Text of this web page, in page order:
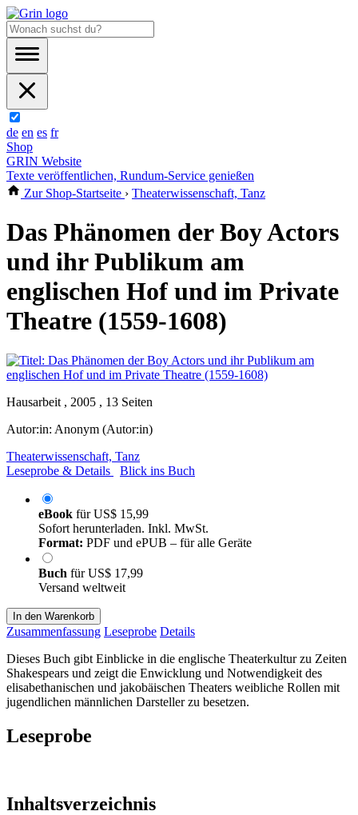
de en es fr
Shop
GRIN Website
Texte veröffentlichen, Rundum-Service genießen
Zur Shop-Startseite › Theaterwissenschaft, Tanz
Das Phänomen der Boy Actors
und ihr Publikum am
englischen Hof und im Private
Theatre (1559-1608)
Hausarbeit , 2005 , 13 Seiten
Autor:in: Anonym (Autor:in)
Theaterwissenschaft, Tanz
Leseprobe & Details
Blick ins Buch
eBook fürUS$ 15,99
Sofort herunterladen. Inkl. MwSt.
Format: PDF und ePUB – für alle Geräte
Buch fürUS$ 17,99
Versand weltweit
In den Warenkorb
Zusammenfassung Leseprobe Details
Dieses Buch gibt Einblicke in die englische Theaterkultur zu Zeiten
Shakespears und zeigt die Enwicklung und Notwendigkeit des
elisabethanischen und jakobäischen Theaters weibliche Rollen mit
jugendlichen männlichen Darsteller zu besetzen.
Leseprobe
Inhaltsverzeichnis